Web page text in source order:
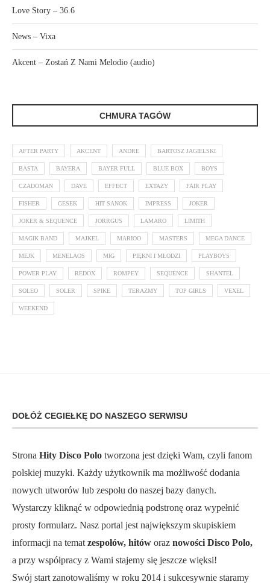
Love Story – 36.6
News – Vixa
Akcent – Zostań Z Nami Melodio (audio)
CHMURA TAGÓW
AFTER PARTY AKCENT ANDRE BARTOSZ JAGIELSKI
BASTA BAYERA BAYER FULL BLUE BOX BOYS
CZADOMAN DAVE EFFECT EXTAZY FAIR PLAY
FISHER GESEK HIT SANOK IMPRESS JOKER
JOKER & SEQUENCE JORRGUS LAMARO LIMITH
MAGIK BAND MAJKEL MARIOO MASTERS MEGA DANCE
MEJK MENELAOS MIG PIĘKNI I MŁODZI PLAYBOYS
POWER PLAY REDOX ROMPEY SEQUENCE SHANTEL
SOLEO SOLER SPIKE TERAZMY TOP GIRLS VEXEL
WEEKEND
DOŁÓŻ CEGIEŁKĘ DO NASZEGO SERWISU
Strona Hity Disco Polo tworzona jest dzięki Wam, czyli fanom
polskiej muzyki. Każdy użytkownik ma możliwość dodania
nowych utworów lub zespołu do naszej bazy danych.
Wystarczy kliknąć w odpowiednią podstronę oraz wypełnić
prosty formularz. Nasz portal jest największym skupiskiem
informacji na tematzespołów, hitów oraz nowości Disco Polo,
a przy współpracy z Wami stajemy się jeszcze więksi!
Swój start zanotowaliśmy w roku 2014 i sukcesywnie staramy